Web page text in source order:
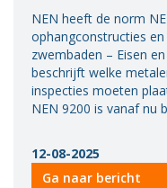
Vereniging
BWT
Contact
NEN heeft de norm
ophangconstructies
zwembaden – Eisen
beschrijft welke
inspecties moeten
NEN 9200 is vanaf nu
12-08-2025
Ga naar bericht